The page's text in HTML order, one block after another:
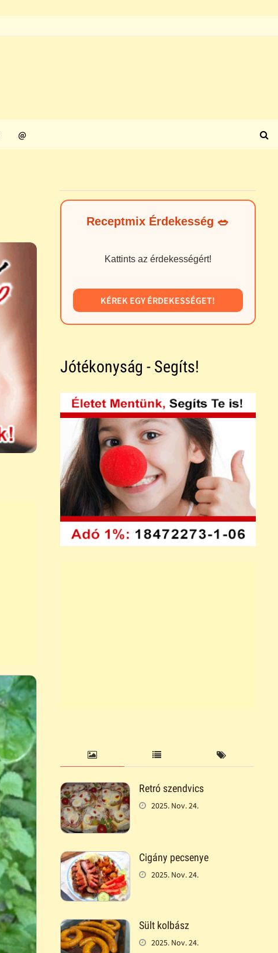
@
Receptmix Érdekesség 🥗
Kattints az érdekességért!
KÉREK EGY ÉRDEKESSÉGET!
Jótékonyság - Segíts!
Retró szendvics
2025. Nov. 24.
Cigány pecsenye
2025. Nov. 24.
Sült kolbász
2025. Nov. 24.